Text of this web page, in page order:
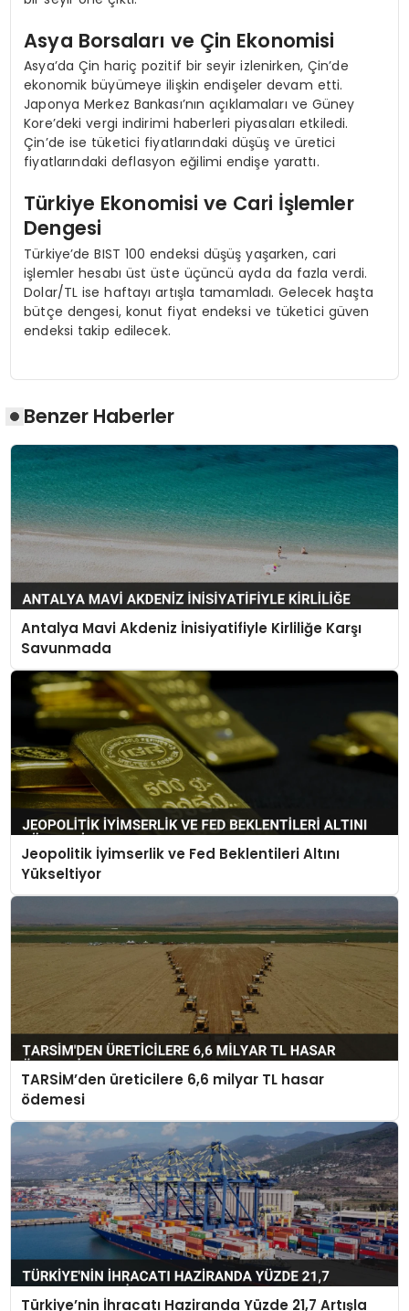
Asya Borsaları ve Çin Ekonomisi
Asya’da Çin hariç pozitif bir seyir izlenirken, Çin’de
ekonomik büyümeye ilişkin endişeler devam etti.
Japonya Merkez Bankası’nın açıklamaları ve Güney
Kore’deki vergi indirimi haberleri piyasaları etkiledi.
Çin’de ise tüketici fiyatlarındaki düşüş ve üretici
fiyatlarındaki deflasyon eğilimi endişe yarattı.
Türkiye Ekonomisi ve Cari İşlemler
Dengesi
Türkiye’de BIST 100 endeksi düşüş yaşarken, cari
işlemler hesabı üst üste üçüncü ayda da fazla verdi.
Dolar/TL ise haftayı artışla tamamladı. Gelecek haşta
bütçe dengesi, konut fiyat endeksi ve tüketici güven
endeksi takip edilecek.
Benzer Haberler
Antalya Mavi Akdeniz İnisiyatifiyle Kirliliğe Karşı
Savunmada
Jeopolitik İyimserlik ve Fed Beklentileri Altını
Yükseltiyor
TARSİM’den üreticilere 6,6 milyar TL hasar
ödemesi
Türkiye’nin İhracatı Haziranda Yüzde 21,7 Artışla